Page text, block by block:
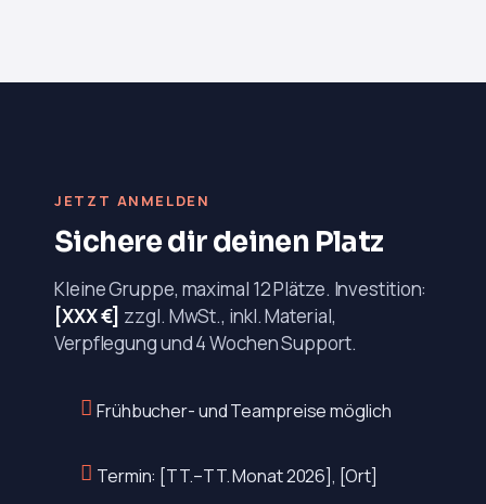
JETZT ANMELDEN
Sichere dir deinen Platz
Kleine Gruppe, maximal 12 Plätze. Investition:
[XXX €] zzgl. MwSt., inkl. Material,
Verpflegung und 4 Wochen Support.
Frühbucher- und Teampreise möglich
Termin: [TT.–TT. Monat 2026], [Ort]